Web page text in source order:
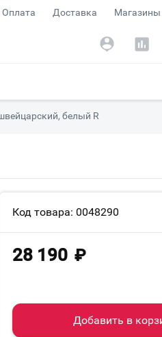
Оплата Доставка Магазины
белый R
Код товара: 0048290
28 190 ₽
Добавить в